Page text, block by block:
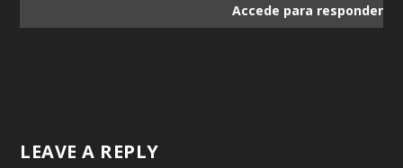
Accede para responder
LEAVE A REPLY